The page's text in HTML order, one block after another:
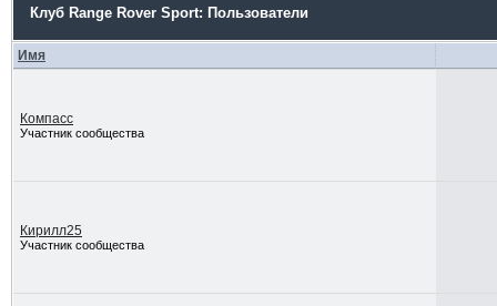
Клуб Range Rover Sport: Пользователи
Имя
Компасс
Участник сообщества
Кирилл25
Участник сообщества